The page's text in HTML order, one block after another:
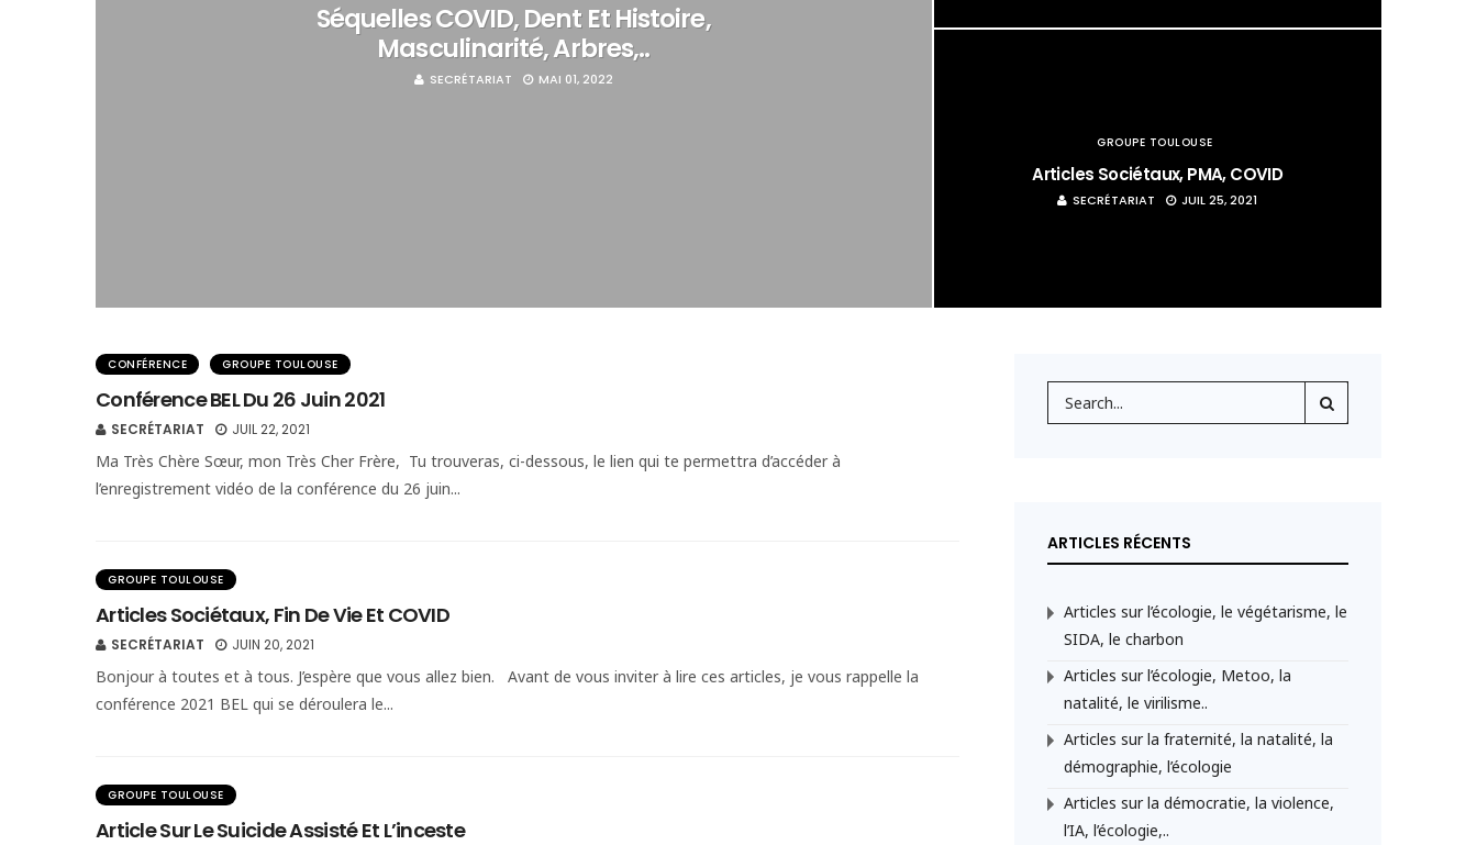
Séquelles COVID, Dent Et Histoire,
Masculinarité, Arbres,..
SECRÉTARIAT MAI 01, 2022
GROUPE TOULOUSE
Articles Sociétaux, PMA, COVID
SECRÉTARIAT JUIL 25, 2021
CONFÉRENCE GROUPE TOULOUSE
Conférence BEL Du 26 Juin 2021
SECRÉTARIAT JUIL 22, 2021
Ma Très Chère Sœur, mon Très Cher Frère, Tu trouveras, ci-dessous, le lien qui te permettra d’accéder à
l’enregistrement vidéo de la conférence du 26 juin...
GROUPE TOULOUSE
Articles Sociétaux, Fin De Vie Et COVID
SECRÉTARIAT JUIN 20, 2021
Bonjour à toutes et à tous. J’espère que vous allez bien. Avant de vous inviter à lire ces articles, je vous rappelle la
conférence 2021 BEL qui se déroulera le...
GROUPE TOULOUSE
Article Sur Le Suicide Assisté Et L’inceste
ARTICLES RÉCENTS
Articles sur l’écologie, le végétarisme, le
SIDA, le charbon
Articles sur l’écologie, Metoo, la
natalité, le virilisme..
Articles sur la fraternité, la natalité, la
démographie, l’écologie
Articles sur la démocratie, la violence,
l’IA, l’écologie,..